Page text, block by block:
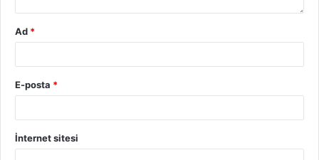
Ad *
E-posta *
İnternet sitesi